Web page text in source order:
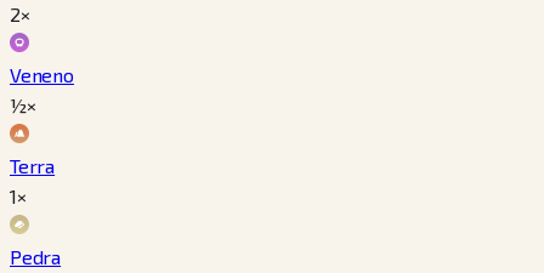
2×
Veneno
½×
Terra
1×
Pedra